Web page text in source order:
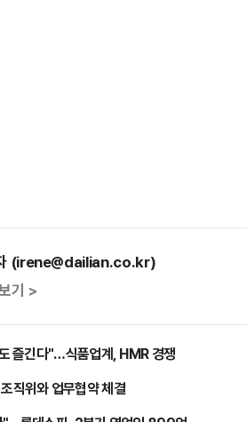
(irene@dailian.co.kr)
기 >
즐긴다"…식품업계, HMR 경쟁
직위와 업무협약 체결